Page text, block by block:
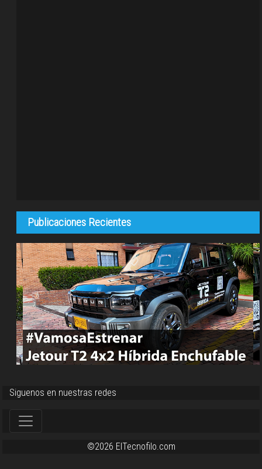
Publicaciones Recientes
Siguenos en nuestras redes
©2026 ElTecnofilo.com